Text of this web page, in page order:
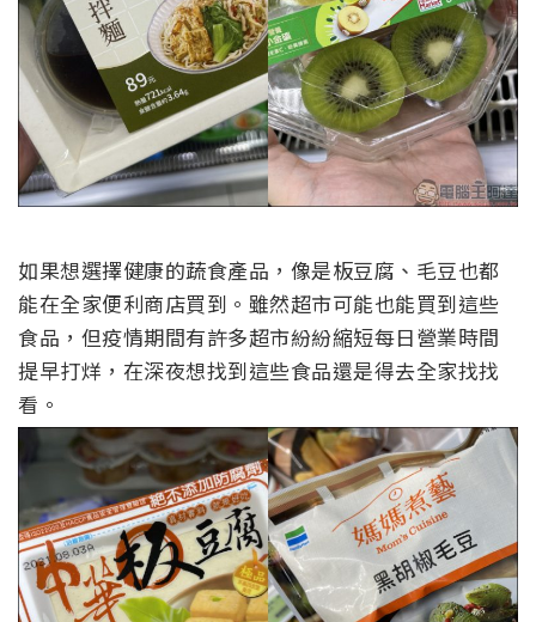
如果想選擇健康的蔬食產品，像是板豆腐、毛豆也都
能在全家便利商店買到。雖然超市可能也能買到這些
食品，但疫情期間有許多超市紛紛縮短每日營業時間
提早打烊，在深夜想找到這些食品還是得去全家找找
看。